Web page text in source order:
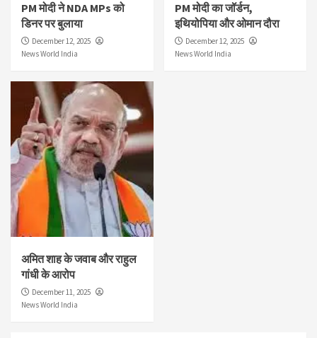
PM मोदी ने NDA MPs को
डिनर पर बुलाया
December 12, 2025
News World India
PM मोदी का जॉर्डन,
इथियोपिया और ओमान दौरा
December 12, 2025
News World India
अमित शाह के जवाब और राहुल
गांधी के आरोप
December 11, 2025
News World India